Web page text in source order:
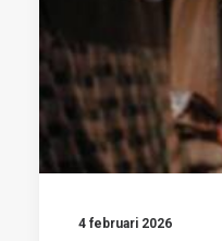
4 februari 2026